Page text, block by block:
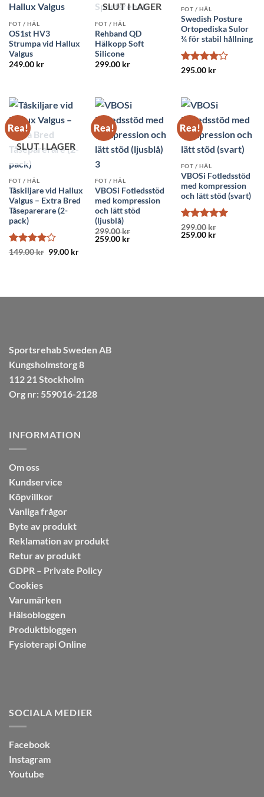
FOT / HÄL
OS1st HV3
Strumpa vid Hallux
Valgus
249.00 kr
SLUT I LAGER
FOT / HÄL
Rehband QD
Hälkopp Soft
Silicone
299.00 kr
FOT / HÄL
Swedish Posture
Ortopediska Sulor
¾ för stabil hållning
Betygsatt
295.00 kr
Rea!
SLUT I LAGER
FOT / HÄL
Tåskiljare vid Hallux
Valgus – Extra Bred
Tåseparerare (2-
pack)
Betygsatt
149.00kr Det
99.00 krDet
Rea!
FOT / HÄL
VBOSi Fotledsstöd
med kompression
och lätt stöd
(ljusblå)
299.00kr
Det
259.00 krDet
Rea!
FOT / HÄL
VBOSi Fotledsstöd
med kompression
och lätt stöd (svart)
Betygsatt
av 5
299.00kr
Det
259.00 krDet
Sportsrehab Sweden AB
Kungsholmstorg 8
112 21 Stockholm
Org nr: 559016-2128
INFORMATION
Om oss
Kundservice
Köpvillkor
Vanliga frågor
Byte av produkt
Reklamation av produkt
Retur av produkt
GDPR – Private Policy
Cookies
Varumärken
Hälsobloggen
Produktbloggen
Fysioterapi Online
SOCIALA MEDIER
Facebook
Instagram
Youtube